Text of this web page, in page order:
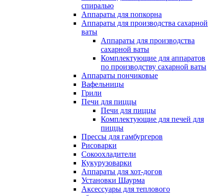
спиралью
Аппараты для попкорна
Аппараты для производства сахарной
ваты
Аппараты для производства
сахарной ваты
Комплектующие для аппаратов
по производству сахарной ваты
Аппараты пончиковые
Вафельницы
Грили
Печи для пиццы
Печи для пиццы
Комплектующие для печей для
пиццы
Прессы для гамбургеров
Рисоварки
Сокоохладители
Кукурузоварки
Аппараты для хот-догов
Установки Шаурма
Аксессуары для теплового